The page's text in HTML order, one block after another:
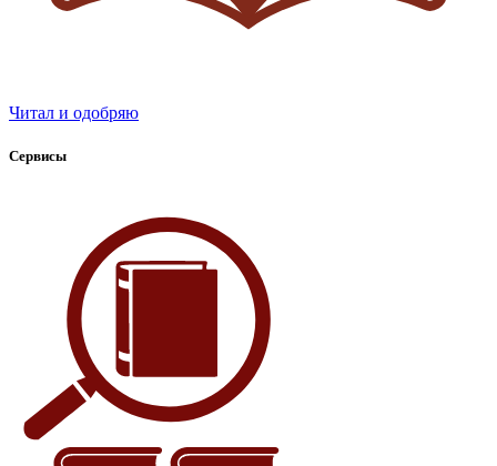
Читал и одобряю
Сервисы